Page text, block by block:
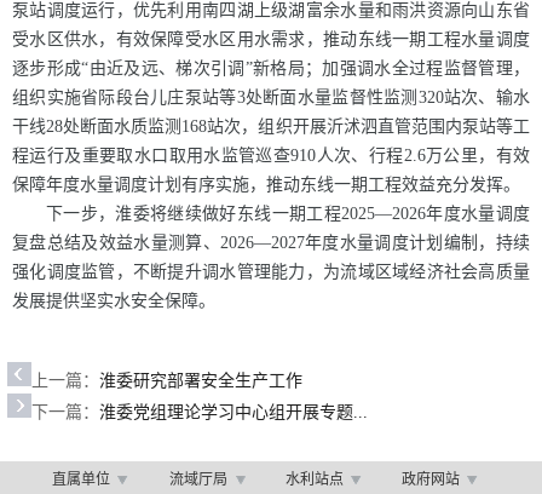
泵站调度运行，优先利用南四湖上级湖富余水量和雨洪资源向山东省
受水区供水，有效保障受水区用水需求，推动东线一期工程水量调度
逐步形成“由近及远、梯次引调”新格局；加强调水全过程监督管理，
组织实施省际段台儿庄泵站等3处断面水量监督性监测320站次、输水
干线28处断面水质监测168站次，组织开展沂沭泗直管范围内泵站等工
程运行及重要取水口取用水监管巡查910人次、行程2.6万公里，有效
保障年度水量调度计划有序实施，推动东线一期工程效益充分发挥。
下一步，淮委将继续做好东线一期工程2025—2026年度水量调度
复盘总结及效益水量测算、2026—2027年度水量调度计划编制，持续
强化调度监管，不断提升调水管理能力，为流域区域经济社会高质量
发展提供坚实水安全保障。
上一篇： 淮委研究部署安全生产工作
下一篇： 淮委党组理论学习中心组开展专题...
直属单位 流域厅局 水利站点 政府网站